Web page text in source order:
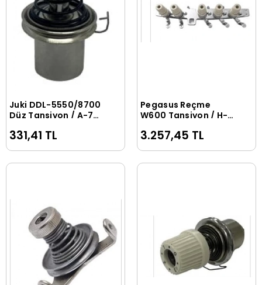
Sepete Ekle
Juki DDL-5550/8700
Düz Tansiyon / A-7
72352( 229-45356)
331,41 TL
Sepete Ekle
Pegasus Reçme
W600 Tansiyon / H-
254023E9T0
3.257,45 TL